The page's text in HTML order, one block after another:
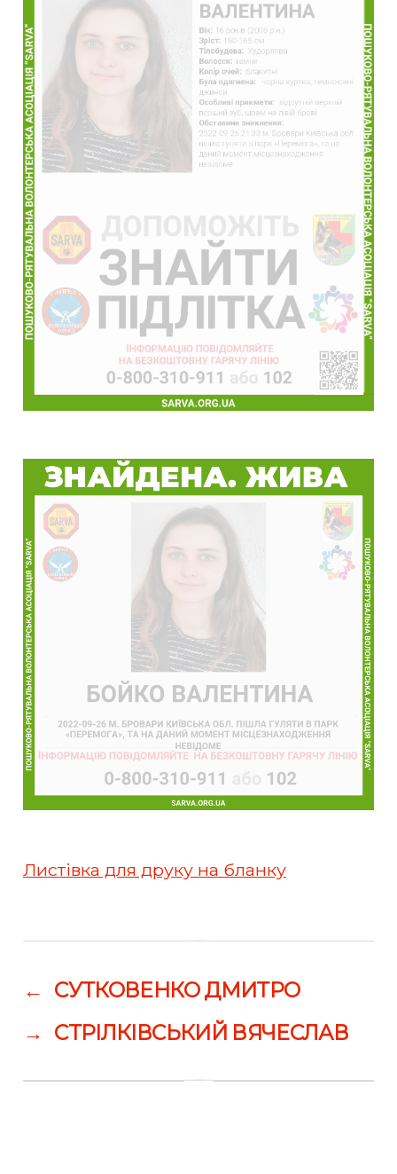
Листівка для друку на бланку
← СУТКОВЕНКО ДМИТРО
→ СТРІЛКІВСЬКИЙ ВЯЧЕСЛАВ